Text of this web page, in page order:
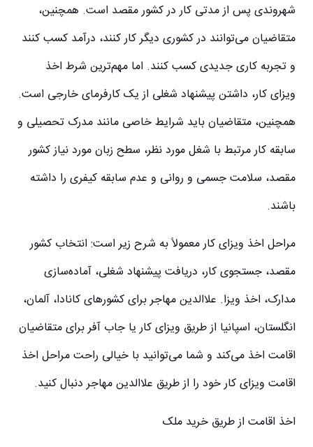
شهروندی پس از مدتی کار در کشور مقصد است. همچنین،
متقاضیان می‌توانند در کشوری دیگر کار کنند، درآمد کسب کنند
و تجربه کاری جدیدی کسب کنند. اما مهم‌ترین شرط اخذ
ویزای کار، داشتن پیشنهاد شغلی از یک کارفرمای خارجی است.
همچنین، متقاضیان باید شرایط خاصی مانند مدرک تحصیلی و
سابقه کار مرتبط با شغل مورد نظر، سطح زبان مورد نیاز کشور
مقصد، سلامت جسمی و روانی و عدم سابقه کیفری را داشته
باشند.
مراحل اخذ ویزای کار معمولاً به شرح زیر است: انتخاب کشور
مقصد، جستجوی کار، دریافت پیشنهاد شغلی، آماده‌سازی
مدارک، اخذ ویزا. علاالدین مهاجر برای کشورهای کانادا، آلمان،
انگلستان، اسپانیا از طریق ویزای کار یا جاب آفر برای متقاضیان
اقامت اخذ می‌کند و شما می‌توانید با خیالی راحت مراحل اخذ
اقامت ویزای کار خود را از طریق علاالدین مهاجر دنبال کنید.
اخذ اقامت از طریق خرید ملک